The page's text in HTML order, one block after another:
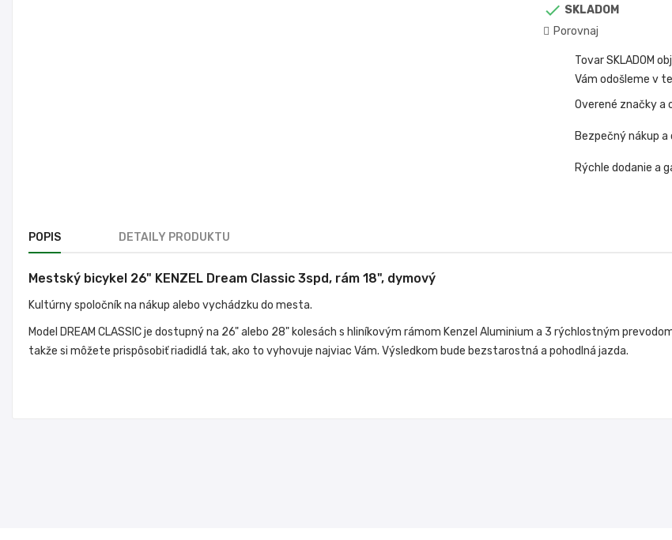
 SKLADOM
Porovnaj
Tovar SKLADOM
Vám odošleme v
Overené značky a
Bezpečný nákup
Rýchle dodanie a
POPIS DETAILY PRODUKTU
Mestský bicykel 26" KENZEL Dream Classic 3spd, rám 18", dymový
Kultúrny spoločník na nákup alebo vychádzku do mesta.
Model DREAM CLASSIC je dostupný na 26" alebo 28" kolesách s hliníkovým rámom Kenzel Aluminium a 3 rýchlostným
takže si môžete prispôsobiť riadidlá tak, ako to vyhovuje najviac Vám. Výsledkom bude bezstarostná a pohodlná jazda.